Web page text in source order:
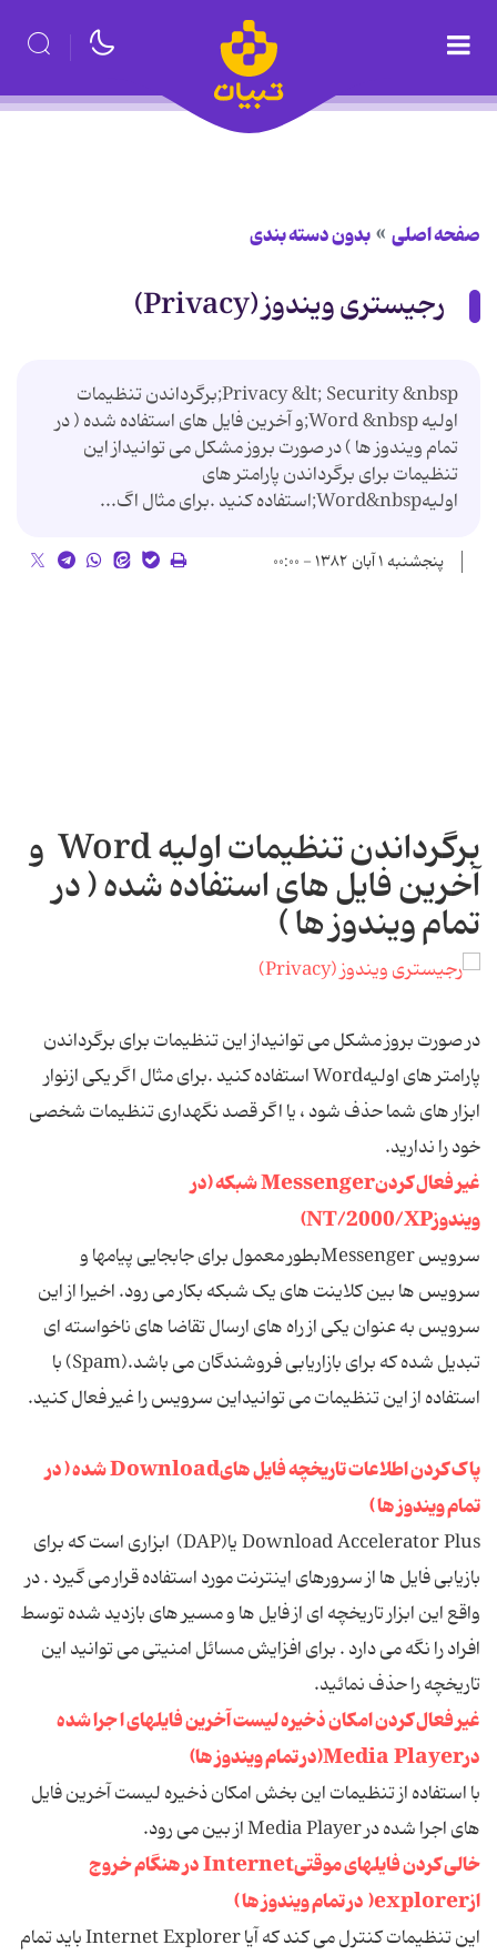
صفحه اصلی بدون دسته بندی
رجیستری ویندوز (Privacy)
Privacy &lt; Security &nbsp;برگرداندن تنظیمات
اولیه Word &nbsp;و آخرین فایل های استفاده شده ( در
تمام ویندوز ها ) در صورت بروز مشکل می توانیداز این
تنظیمات برای برگرداندن پارامتر های
اولیهWord&nbsp;استفاده کنید .برای مثال اگ...
پنجشنبه ۱ آبان ۱۳۸۲ - ۰۰:۰۰
برگرداندن تنظیمات اولیه Word و
آخرین فایل های استفاده شده ( در
تمام ویندوز ها )
در صورت بروز مشکل می توانیداز این تنظیمات برای برگرداندن
پارامتر های اولیهWord استفاده کنید .برای مثال اگر یکی ازنوار
ابزار های شما حذف شود ، یا اگر قصد نگهداری تنظیمات شخصی
خود را ندارید.
غیر فعال کردنMessenger شبکه (در
ویندوزNT/2000/XP)
سرویس Messengerبطور معمول برای جابجایی پیامها و
سرویس ها بین کلاینت های یک شبکه بکار می رود. اخیرا از این
سرویس به عنوان یکی از راه های ارسال تقاضا های ناخواسته ای
تبدیل شده که برای بازاریابی فروشندگان می باشد.(Spam) با
استفاده از این تنظیمات می توانیداین سرویس را غیر فعال کنید.
پاک کردن اطلاعات تاریخچه فایل هایDownload شده ( در
تمام ویندوز ها )
Download Accelerator Plus یا(DAP) ابزاری است که برای
بازیابی فایل ها از سرورهای اینترنت مورد استفاده قرار می گیرد . در
واقع این ابزار تاریخچه ای از فایل ها و مسیر های بازدید شده توسط
افراد را نگه می دارد . برای افزایش مسائل امنیتی می توانید این
تاریخچه را حذف نمائید.
غیر فعال کردن امکان ذخیره لیست آخرین فایلهای ا جرا شده
درMedia Player(در تمام ویندوز ها)
با استفاده از تنظیمات این بخش امکان ذخیره لیست آخرین فایل
های اجرا شده در Media Player از بین می رود.
خالی کردن فایلهای موقتیInternet در هنگام خروج
ازexplorer( در تمام ویندوز ها )
این تنظیمات کنترل می کند که آیا Internet Explorer باید تمام